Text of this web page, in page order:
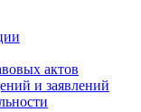
актов
и заявлений